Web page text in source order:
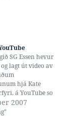
SG Essen hevur
lagt út video av
hjá Kate
á YouTube so
(og lógligt) til
her á
2007